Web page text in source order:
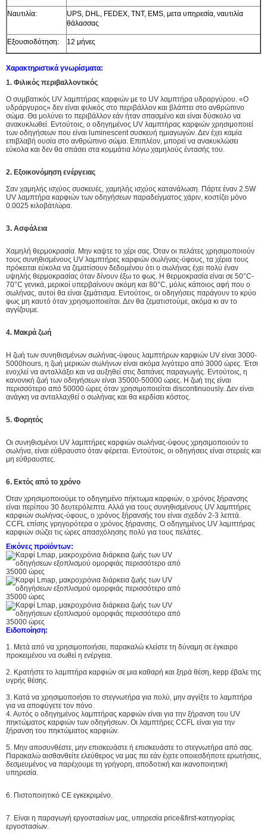
Ναυτιλία:
UPS, DHL, FEDEX, TNT, EMS, μετα υπηρεσία, ναυτιλία
θάλασσας
Εξουσιοδότηση: 12 μήνες
Χαρακτηριστικά γνωρίσματα:
1. Φιλικός περιβαλλοντικός
Ο συμβατικός UV λαμπτήρας καρφιών με το UV λαμπτήρα υδραργύρου. «Ο
υδράργυρος» δεν είναι φιλικός στο περιβάλλον και βλάπτει στο ανθρώπινο
σώμα. Θα μολύνει το περιβάλλον εάν ήταν σπασμένο και είναι δύσκολο να
ανακυκλωθεί. Εντούτοις, ο οδηγημένος UV λαμπτήρας καρφιών χρησιμοποιεί
των οδηγήσεων που είναι luminescent συσκευή ημιαγωγών. Δεν έχει καμία
επιβλαβή ουσία στο ανθρώπινο σώμα. Επιπλέον, μπορεί να ανακυκλώσει
εύκολα και δεν θα σπάσει στα κομμάτια λόγω χαμηλούς έντασής του.
2. Εξοικονόμηση ενέργειας
Σαν χαμηλής ισχύος συσκευές, χαμηλής ισχύος κατανάλωση. Πάρτε έναν 2.5W
UV λαμπτήρα καρφιών των οδηγήσεων παραδείγματος χάριν, κοστίζει μόνο
0.0025 κιλοβάτ/ώρα.
3. Ασφάλεια
Χαμηλή θερμοκρασία. Μην καψτε το χέρι σας. Όταν οι πελάτες χρησιμοποιούν
τους συνηθισμένους UV λαμπτήρες καρφιών σωλήνας-ύφους, τα χέρια τους
πρόκειται εύκολα να ζεματίσουν δεδομένου ότι ο σωλήνας έχει πολύ έναν
υψηλής θερμοκρασίας όταν δίνουν έξω το φως. Η θερμοκρασία είναι σε 50°C-
70°C γενικά, μερικοί υπερβαίνουν ακόμη και 80°C, μόλις κάποιος αφή που ο
σωλήνας, αυτοί θα είναι ζεμάτισμα. Εντούτοις, οι οδηγήσεις παράγουν το κρύο
φως μη καυτό όταν χρησιμοποιείται. Δεν θα ζεματιστούμε, ακόμα κι αν το
αγγίζουμε.
4. Μακρά ζωή
Η ζωή των συνηθισμένων σωλήνας-ύφους λαμπτήρων καρφιών UV είναι 3000-
5000hours, η ζωή μερικών σωλήνων είναι ακόμα λιγότερο από 3000 ώρες. Έτσι
ενοχλεί να ανταλλάξει και να αυξηθεί στις δαπάνες παραγωγής. Εντούτοις, η
κανονική ζωή των οδηγήσεων είναι 35000-50000 ώρες. Η ζωή της είναι
περισσότερο από 50000 ώρες όταν χρησιμοποιείται discontinuously. Δεν είναι
ανάγκη να ανταλλαχθεί ο σωλήνας και θα κερδίσει κόστος.
5. Φορητός
Οι συνηθισμένοι UV λαμπτήρες καρφιών σωλήνας-ύφους χρησιμοποιούν το
σωλήνα, είναι εύθραυστο όταν φέρεται. Εντούτοις, οι οδηγήσεις είναι στερεές και
μη εύθραυστες.
6. Εκτός από το χρόνο
Όταν χρησιμοποιούμε το οδηγημένο πήκτωμα καρφιών, ο χρόνος ξήρανσης
είναι περίπου 30 δευτερόλεπτα. Αλλά για τους συνηθισμένους UV λαμπτήρες
καρφιών σωλήνας-ύφους, ο χρόνος ξήρανσής του είναι σχεδόν 2-3 λεπτά.
CCFL επίσης γρηγορότερα ο χρόνος ξήρανσης. Ο οδηγημένος UV λαμπτήρας
καρφιών σώζει τις ώρες απασχόλησης πολύ για τους πελάτες.
Εικόνες προϊόντων:
Ειδοποίηση:
1. Μετά από να χρησιμοποιήσει, παρακαλώ κλείστε τη δύναμη σε έγκαιρο
προκειμένου να σωθεί η ενέργεια.
2. Κρατήστε το λαμπτήρα καρφιών σε μια καθαρή και ξηρά θέση, kepp έβαλε της
υγρής θέσης.
3. Κατά να χρησιμοποιήσει το στεγνωτήρα για πολύ, μην αγγίξτε το λαμπτήρα
για να αποφύγετε τον πόνο.
4. Αυτός ο οδηγημένος λαμπτήρας καρφιών είναι για την ξήρανση του UV
πηκτώματος καρφιών των οδηγήσεων. Οι λαμπτήρες CCFL είναι για την
ξήρανση του πηκτώματος καρφιών.
5. Μην αποσυνθέστε, μην επισκευάστε ή επισκευάστε το στεγνωτήρα από σας.
Παρακαλώ αισθανθείτε ελεύθερος να μας πει εάν έχετε οποιεσδήποτε ερωτήσεις,
δεσμευμένος να παρέχουμε τη γρήγορη, αποδοτική και ικανοποιητική
υπηρεσία.
6. Πιστοποιητικό CE εγκεκριμένο.
7. Είναι η παραγωγή εργοστασίων μας, υπηρεσία price&first-κατηγορίας
εργοστασίων.